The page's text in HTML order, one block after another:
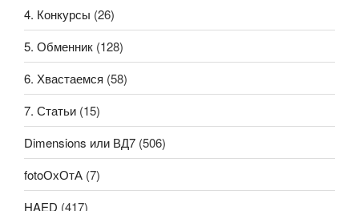
4. Конкурсы (26)
5. Обменник (128)
6. Хвастаемся (58)
7. Статьи (15)
Dimensions или ВД7 (506)
fotoОхОтА (7)
HAED (417)